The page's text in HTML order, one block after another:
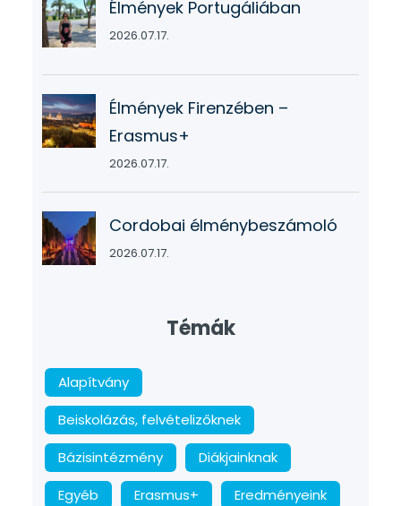
Élmények Portugáliában
2026.07.17.
Élmények Firenzében –
Erasmus+
2026.07.17.
Cordobai élménybeszámoló
2026.07.17.
Témák
Alapítvány
Beiskolázás, felvételizőknek
Bázisintézmény
Diákjainknak
Egyéb
Erasmus+
Eredményeink